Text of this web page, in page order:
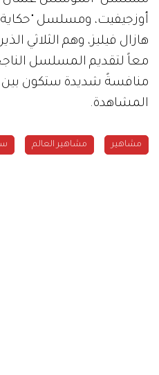
أوزجيفيت، ومسلسل "حكاية
هازال فيليز، وهم الثلاثي
معاً لتقديم المسلسل
منافسةً شديدة ستكون بين
المشاهدة.
مشاهير مشاهير العالم